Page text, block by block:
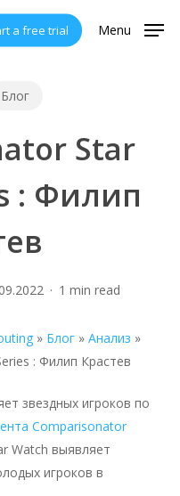
a free trial Menu
Блог
Star
: Филип
1 min read
» Блог »Анализ »
: Филип Крастев
звездных игроков по
Comparisonator
Watch выявляет
игроков в